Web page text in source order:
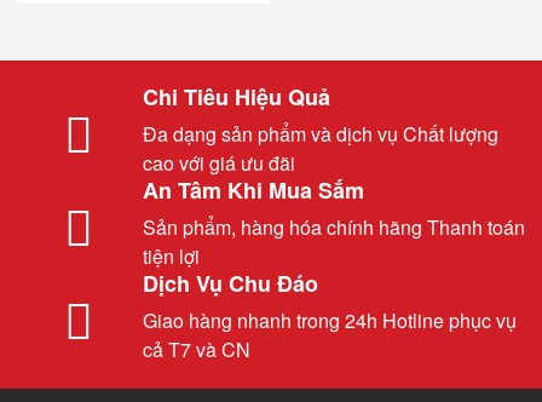
Chi Tiêu Hiệu Quả
Đa dạng sản phẩm và dịch vụ Chất lượng
cao với giá ưu đãi
An Tâm Khi Mua Sắm
Sản phẩm, hàng hóa chính hãng Thanh toán
tiện lợi
Dịch Vụ Chu Đáo
Giao hàng nhanh trong 24h Hotline phục vụ
cả T7 và CN